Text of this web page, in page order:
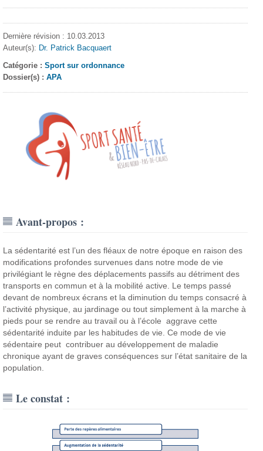
Dernière révision : 10.03.2013
Auteur(s): Dr. Patrick Bacquaert
Catégorie :Sport sur ordonnance
Dossier(s) :APA
Avant-propos :
La sédentarité est l’un des fléaux de notre époque en raison des
modifications profondes survenues dans notre mode de vie
privilégiant le règne des déplacements passifs au détriment des
transports en commun et à la mobilité active. Le temps passé
devant de nombreux écrans et la diminution du temps consacré à
l’activité physique, au jardinage ou tout simplement à la marche à
pieds pour se rendre au travail ou à l’école aggrave cette
sédentarité induite par les habitudes de vie. Ce mode de vie
sédentaire peut contribuer au développement de maladie
chronique ayant de graves conséquences sur l’état sanitaire de la
population.
Le constat :